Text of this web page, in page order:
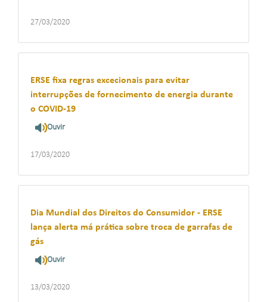
27/03/2020
ERSE fixa regras excecionais para evitar
interrupções de fornecimento de energia durante
o COVID-19
Ouvir
17/03/2020
Dia Mundial dos Direitos do Consumidor - ERSE
lança alerta má prática sobre troca de garrafas de
gás
Ouvir
13/03/2020